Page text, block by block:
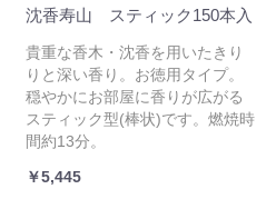
沈香寿山 スティック150本入
貴重な香木・沈香を用いたきり
りと深い香り。お徳用タイプ。
穏やかにお部屋に香りが広がる
スティック型(棒状)です。燃焼時
間約13分。
￥5,445